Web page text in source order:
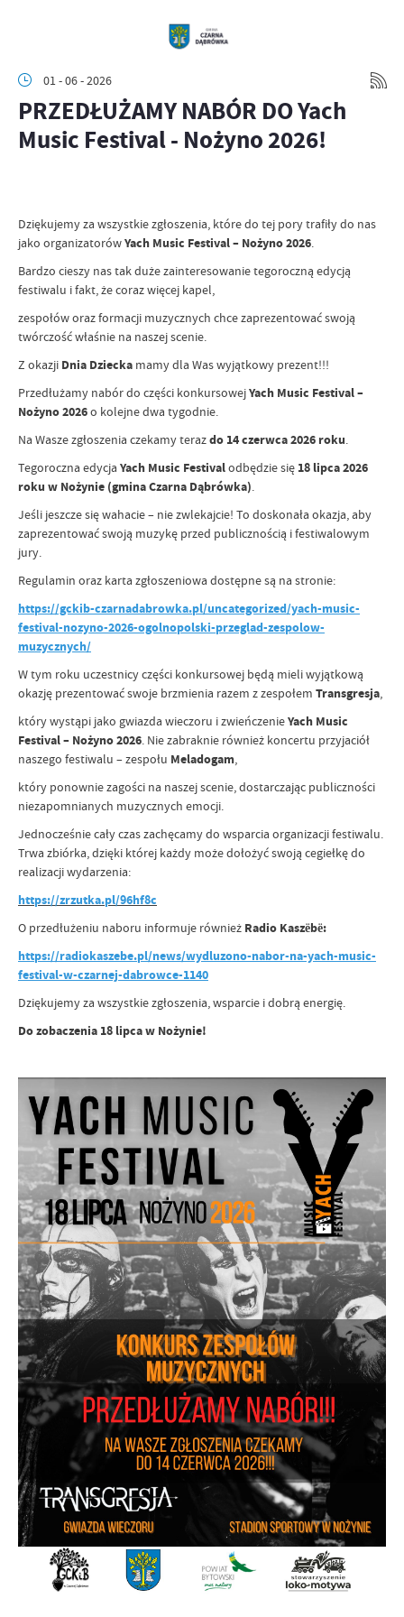
01 - 06 - 2026
PRZEDŁUŻAMY NABÓR DO Yach
Music Festival - Nożyno 2026!
Dziękujemy za wszystkie zgłoszenia, które do tej pory trafiły do nas
jako organizatorówYach Music Festival – Nożyno 2026.
Bardzo cieszy nas tak duże zainteresowanie tegoroczną edycją
festiwalu i fakt, że coraz więcej kapel,
zespołów oraz formacji muzycznych chce zaprezentować swoją
twórczość właśnie na naszej scenie.
Z okazji Dnia Dziecka mamy dla Was wyjątkowy prezent!!!
Przedłużamy nabór do części konkursowejYach Music Festival –
Nożyno 2026o kolejne dwa tygodnie.
Na Wasze zgłoszenia czekamy terazdo 14 czerwca 2026 roku.
Tegoroczna edycja Yach Music Festivalodbędzie się 18 lipca 2026
roku w Nożynie (gmina Czarna Dąbrówka).
Jeśli jeszcze się wahacie – nie zwlekajcie! To doskonała okazja, aby
zaprezentować swoją muzykę przed publicznością i festiwalowym
jury.
Regulamin oraz karta zgłoszeniowa dostępne są na stronie:
https://gckib-czarnadabrowka.pl/uncategorized/yach-music-
festival-nozyno-2026-ogolnopolski-przeglad-zespolow-
muzycznych/
W tym roku uczestnicy części konkursowej będą mieli wyjątkową
okazję prezentować swoje brzmienia razem z zespołem Transgresja,
który wystąpi jako gwiazda wieczoru i zwieńczenieYach Music
Festival – Nożyno 2026. Nie zabraknie również koncertu przyjaciół
naszego festiwalu – zespołu Meladogam,
który ponownie zagości na naszej scenie, dostarczając publiczności
niezapomnianych muzycznych emocji.
Jednocześnie cały czas zachęcamy do wsparcia organizacji festiwalu.
Trwa zbiórka, dzięki której każdy może dołożyć swoją cegiełkę do
realizacji wydarzenia:
https://zrzutka.pl/96hf8c
O przedłużeniu naboru informuje również Radio Kaszëbë:
https://radiokaszebe.pl/news/wydluzono-nabor-na-yach-music-
festival-w-czarnej-dabrowce-1140
Dziękujemy za wszystkie zgłoszenia, wsparcie i dobrą energię.
Do zobaczenia 18 lipca w Nożynie!